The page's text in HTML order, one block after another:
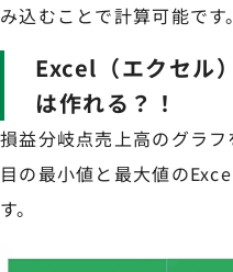
み込むことで計算可能です
Excel（エクセル
は作れる？！
損益分岐点売上高のグラ
目の最小値と最大値の
す。